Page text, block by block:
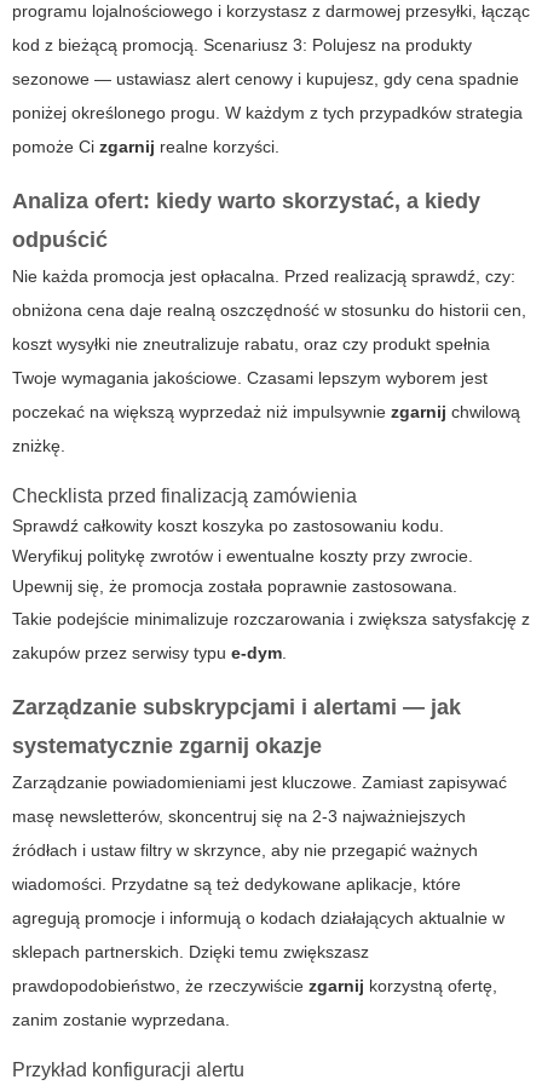
programu lojalnościowego i korzystasz z darmowej przesyłki, łącząc
kod z bieżącą promocją. Scenariusz 3: Polujesz na produkty
sezonowe — ustawiasz alert cenowy i kupujesz, gdy cena spadnie
poniżej określonego progu. W każdym z tych przypadków strategia
pomoże Ci zgarnij realne korzyści.
Analiza ofert: kiedy warto skorzystać, a kiedy
odpuścić
Nie każda promocja jest opłacalna. Przed realizacją sprawdź, czy:
obniżona cena daje realną oszczędność w stosunku do historii cen,
koszt wysyłki nie zneutralizuje rabatu, oraz czy produkt spełnia
Twoje wymagania jakościowe. Czasami lepszym wyborem jest
poczekać na większą wyprzedaż niż impulsywnie zgarnij chwilową
zniżkę.
Checklista przed finalizacją zamówienia
Sprawdź całkowity koszt koszyka po zastosowaniu kodu.
Weryfikuj politykę zwrotów i ewentualne koszty przy zwrocie.
Upewnij się, że promocja została poprawnie zastosowana.
Takie podejście minimalizuje rozczarowania i zwiększa satysfakcję z
zakupów przez serwisy typu e-dym
Zarządzanie subskrypcjami i alertami — jak
systematycznie zgarnij okazje
Zarządzanie powiadomieniami jest kluczowe. Zamiast zapisywać
masę newsletterów, skoncentruj się na 2-3 najważniejszych
źródłach i ustaw filtry w skrzynce, aby nie przegapić ważnych
wiadomości. Przydatne są też dedykowane aplikacje, które
agregują promocje i informują o kodach działających aktualnie w
sklepach partnerskich. Dzięki temu zwiększasz
prawdopodobieństwo, że rzeczywiście zgarnij korzystną ofertę,
zanim zostanie wyprzedana.
Przykład konfiguracji alertu